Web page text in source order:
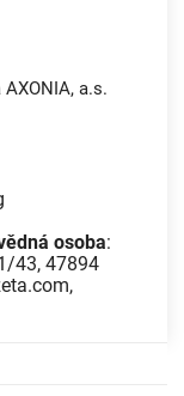
a.s.
osoba:
43, 47894